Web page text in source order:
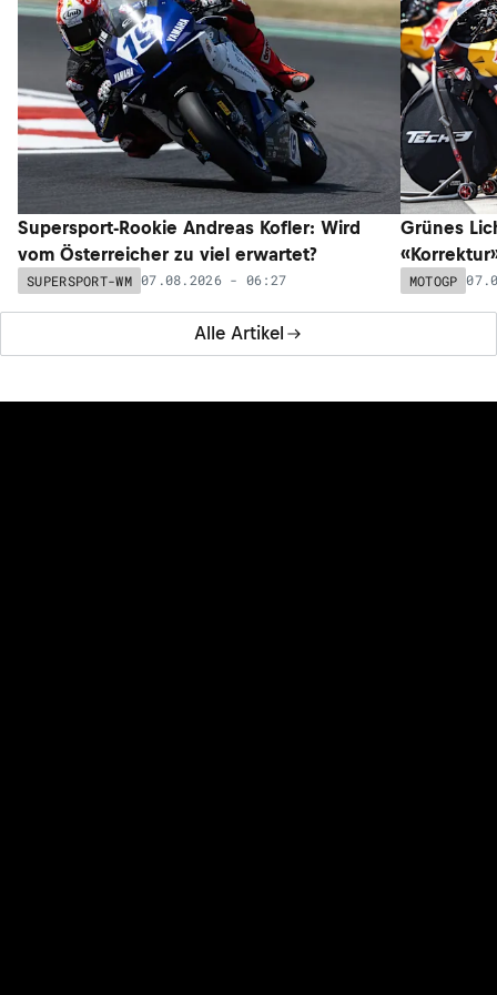
Alle Artikel
Supersport-Rookie Andreas Kofler: Wird
vom Österreicher zu viel erwartet?
SUPERSPORT-WM 07.08.2026 - 06:27
Grünes
MOTOGP